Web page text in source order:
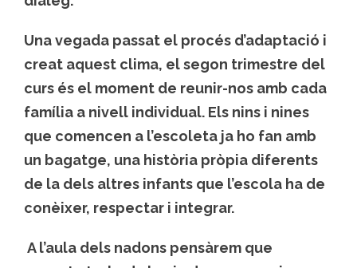
Una vegada passat el procés d’adaptació i
creat aquest clima, el segon trimestre del
curs és el moment de reunir-nos amb cada
família a nivell individual. Els nins i nines
que comencen a l’escoleta ja ho fan amb
un bagatge, una història pròpia diferents
de la dels altres infants que l’escola ha de
conèixer, respectar i integrar.
A l’aula dels nadons pensàrem que